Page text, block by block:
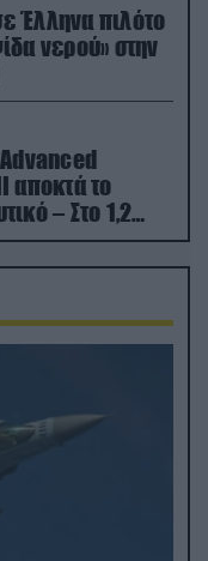
Έλληνα πιλότο
νερού» στην
αποκτά το
– Στο 1,2